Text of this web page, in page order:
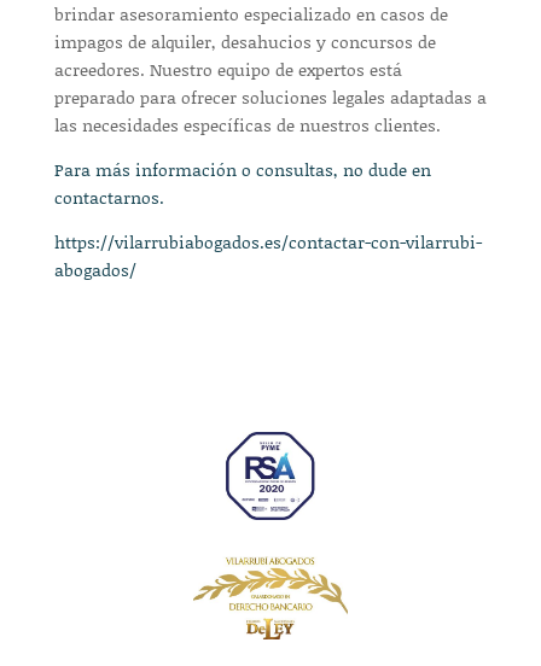
brindar asesoramiento especializado en casos de
impagos de alquiler, desahucios y concursos de
acreedores. Nuestro equipo de expertos está
preparado para ofrecer soluciones legales adaptadas a
las necesidades específicas de nuestros clientes.
Para más información o consultas, no dude en
contactarnos.
https://vilarrubiabogados.es/contactar-con-vilarrubi-
abogados/